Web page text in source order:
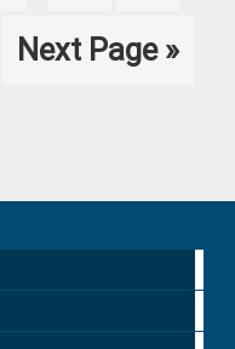
Go
Next Page »